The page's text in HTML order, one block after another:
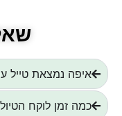
איפה נמצאת טייל
כמה זמן לוקח